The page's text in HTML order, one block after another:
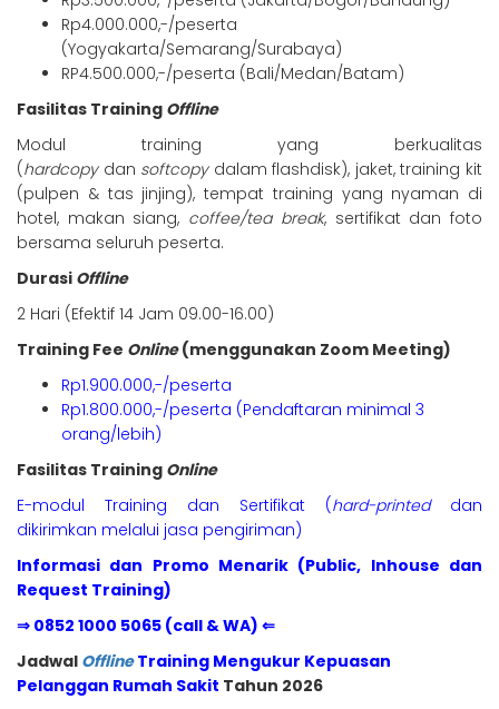
Rp4.000.000,-/peserta
(Yogyakarta/Semarang/Surabaya)
RP4.500.000,-/peserta (Bali/Medan/Batam)
Fasilitas Training Offline
Modul training yang berkualitas
(hardcopydan softcopy dalam flashdisk), jaket, training kit
(pulpen & tas jinjing), tempat training yang nyaman di
hotel, makan siang, coffee/tea break, sertifikat dan foto
bersama seluruh peserta.
Durasi Offline
2 Hari (Efektif 14 Jam 09.00-16.00)
Training Fee Online(menggunakan Zoom Meeting)
Rp1.900.000,-/peserta
Rp1.800.000,-/peserta (Pendaftaran minimal 3
orang/lebih)
Fasilitas Training Online
E-modul Training dan Sertifikat (hard-printeddan
dikirimkan melalui jasa pengiriman)
Informasi dan Promo Menarik (Public, Inhouse dan
Request Training)
⇒ 0852 1000 5065 (call & WA) ⇐
Jadwal OfflineTraining Mengukur Kepuasan
Pelanggan Rumah Sakit Tahun 2026